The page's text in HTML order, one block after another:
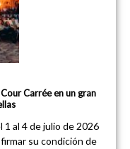
Carrée en un gran
1 al 4 de julio de 2026
su condición de